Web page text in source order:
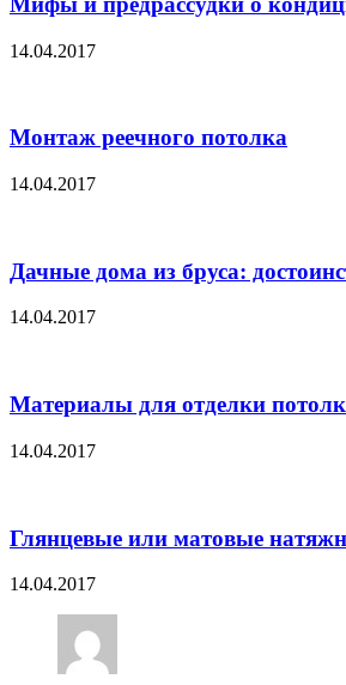
14.04.2017
Монтаж реечного потолка
14.04.2017
Дачные дома из бруса:
14.04.2017
Материалы для отделки
14.04.2017
Глянцевые или матовые
14.04.2017